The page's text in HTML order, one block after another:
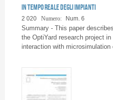
in tempo reale degli impianti
2 020 Numero: Num. 6
Summary - This paper
the OptiYard research project
interaction with microsimulation